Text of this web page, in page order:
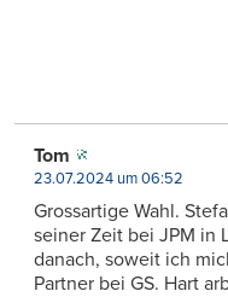
Tom
23.07.2024 um 06:52
Grossartige Wahl.
seiner Zeit bei JPM in
danach, soweit ich
Partner bei GS. Hart